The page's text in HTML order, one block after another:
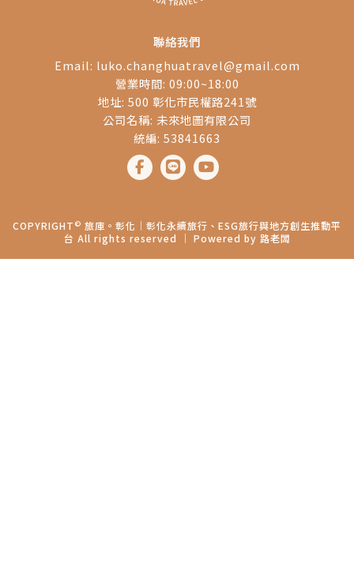
聯絡我們
Email: luko.changhuatravel@gmail.com
營業時間: 09:00~18:00
地址: 500 彰化市民權路241號
公司名稱: 未來地圖有限公司
統編: 53841663
COPYRIGHT © 旅庫。彰化│彰化永續旅行、ESG旅行與地方創生推動平
台 All rights reserved ｜ Powered by 路老闆